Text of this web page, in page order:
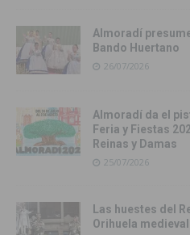
Almoradí
Bando Huertano
26/07/2026
Almoradí da el
Feria y Fiestas
Reinas y Damas
25/07/2026
Las huestes del
Orihuela medieval